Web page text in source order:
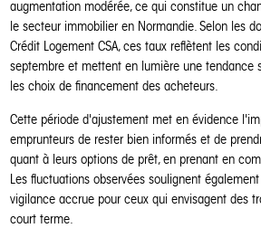
augmentation modérée, ce qui constitue un
le secteur immobilier en Normandie. Selon les
Crédit Logement CSA, ces taux reflètent les
septembre et mettent en lumière une tendance
les choix de financement des acheteurs.
Cette période d'ajustement met en évidence
emprunteurs de rester bien informés et de
quant à leurs options de prêt, en prenant en
Les fluctuations observées soulignent
vigilance accrue pour ceux qui envisagent des
court terme.